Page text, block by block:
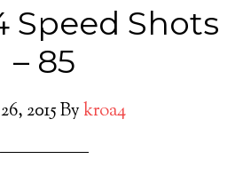
Speed Shots
– 85
2015Bykroa4